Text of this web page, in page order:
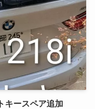
キースペア追加